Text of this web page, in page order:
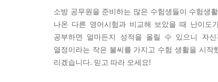
소방 공무원을 준비하는 많은 수험생들이 수험생
나온 다른 영어시험과 비교해 보았을 때 난이
공부하면 얼마든지 성적을 올릴 수 있으니 자
열정이라는 작은 불씨를 가지고 수험 생활을 시
리겠습니다. 믿고 따라 오세요!